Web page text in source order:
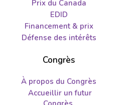
Prix du Canada
EDID
Financement & prix
Défense des intérêts
Congrès
À propos du Congrès
Accueillir un futur